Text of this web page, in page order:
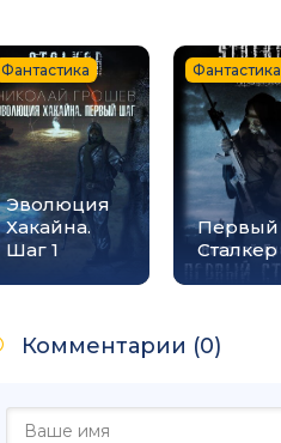
Эволюция
Хакайна.
Шаг 1
Фантастика
Первый
Сталкер
Фантастика
Комментарии (0)